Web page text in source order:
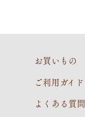
お買いもの
ご利用ガイド
よくある質問